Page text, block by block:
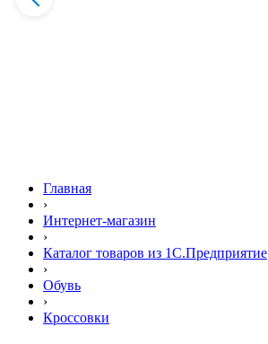
Главная
›
Интернет-магазин
›
Каталог товаров из 1С.Предприятие
›
Обувь
›
Кроссовки